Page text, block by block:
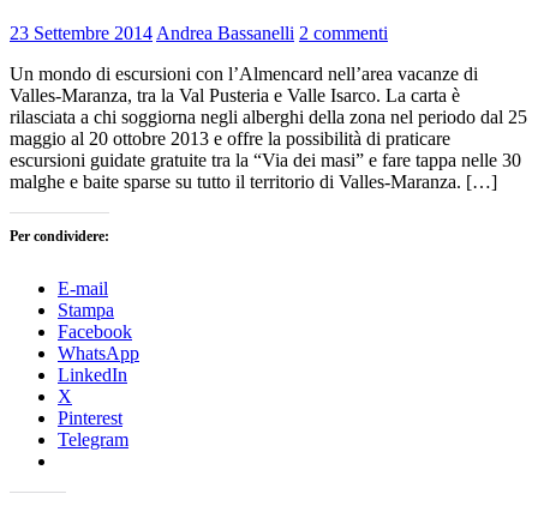
23 Settembre 2014 Andrea Bassanelli 2 commenti
Un mondo di escursioni con l’Almencard nell’area vacanze di
Valles-Maranza, tra la Val Pusteria e Valle Isarco. La carta è
rilasciata a chi soggiorna negli alberghi della zona nel periodo dal 25
maggio al 20 ottobre 2013 e offre la possibilità di praticare
escursioni guidate gratuite tra la “Via dei masi” e fare tappa nelle 30
malghe e baite sparse su tutto il territorio di Valles-Maranza. […]
Per condividere:
E-mail
Stampa
Facebook
WhatsApp
LinkedIn
X
Pinterest
Telegram